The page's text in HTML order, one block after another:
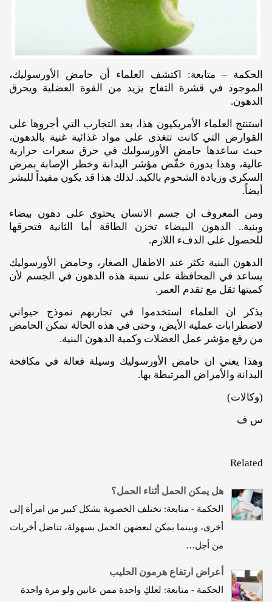
الحكمة – متابعة: اكتشف العلماء أن حامض الأورسوليك،
الموجود في قشرة التفاح يزيد من القوة العضلية ويحرق
الدهون.
استنتج العلماء الأمريكيون هذا، بعد التجارب التي أجروها على
القوارض التي كانت تتغذى على مواد غذائية غنية بالدهون،
حيث ساعدها حامض الأورسوليك في حرق سعرات حرارية
عالية، وهذا بدورة خفّض مؤشر البدانة وخطر الإصابة بمرض
السكري وزيادة الشحوم بالكبد. لذلك هذا قد يكون مفيداً للبشر
أيضاً.
ومن المعروف ان جسم الانسان يحتوي على دهون بيضاء
وبنية.. الدهون البيضاء تخزن الطاقة أما الثانية فتحرقها
للحصول على الدفء اللازم.
الدهون البنية تكثر عند الاطفال الصغار، وحامض الأورسوليك
يساعد في المحافظة على نسبة هذه الدهون في الجسم لأن
كميتها تقل مع تقدم العمر.
يذكر ان العلماء استخدموا في تجاربهم نموذج حيواني
لاضطرابات عملية الأيض، وحتى في هذه الحالة تمكن الحامض
من رفع مؤشر عمل العضلات وكمية الدهون البنية.
وهذا يعني ان حامض الأورسوليك وسيلة فعالة في مكافحة
البدانة والأمراض المرتبطة بها.
(وكالات)
س ف
Related
هل يمكن الحمل أثناء الحمل؟
الحكمة - متابعة: تختلف الخصوبة بشكل كبير من امرأة إلى
أخرى، وبينما يمكن لبعضهن الحمل بسهولة، تناضل أخريات
من أجل…
أعراض ارتفاع هرمون الحليب
الحكمة - متابعة: لعلكِ واحدة ممن عانين ولو مرة واحدة